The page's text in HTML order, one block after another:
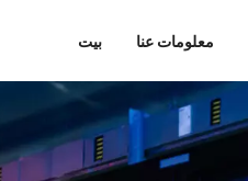
بيت معلومات عنا